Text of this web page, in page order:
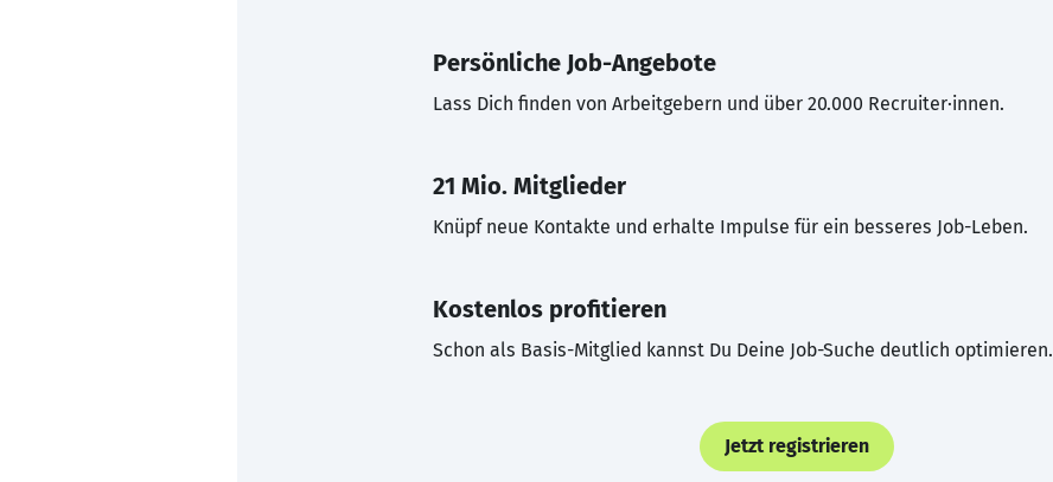
Persönliche Job-Angebote
Lass Dich finden von Arbeitgebern und über 20.000 Recruiter·innen.
21 Mio. Mitglieder
Knüpf neue Kontakte und erhalte Impulse für ein besseres Job-Leben.
Kostenlos profitieren
Schon als Basis-Mitglied kannst Du Deine Job-Suche deutlich optimieren.
Jetzt registrieren